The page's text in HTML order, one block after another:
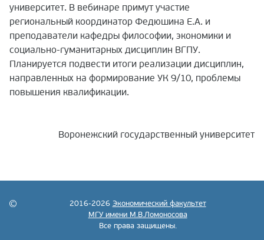
университет. В вебинаре примут участие
региональный координатор Федюшина Е.А. и
преподаватели кафедры философии, экономики и
социально-гуманитарных дисциплин ВГПУ.
Планируется подвести итоги реализации дисциплин,
направленных на формирование УК 9/10, проблемы
повышения квалификации.
Воронежский государственный университет
2016-2026 Экономический факультет
МГУ имени М.В.Ломоносова
Все права защищены.